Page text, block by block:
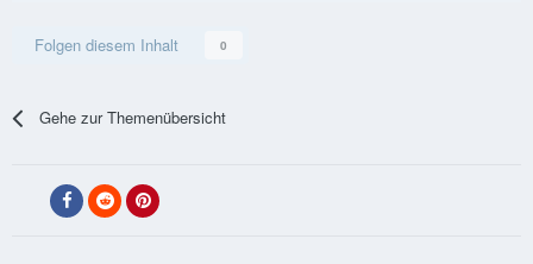
Folgen diesem Inhalt 0
Gehe zur Themenübersicht